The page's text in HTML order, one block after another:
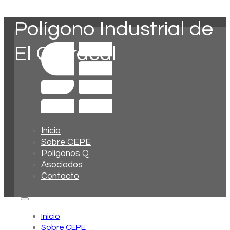
Inicio
Sobre CEPE
Polígonos Q
Asociados
Contacto
Inicio
Sobre CEPE
Polígono Industrial de
El Carracal